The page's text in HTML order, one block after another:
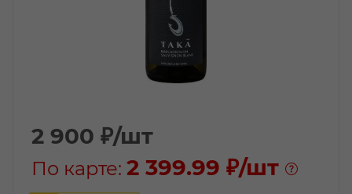
2 900 ₽/шт
По карте: 2 399.99 ₽/шт